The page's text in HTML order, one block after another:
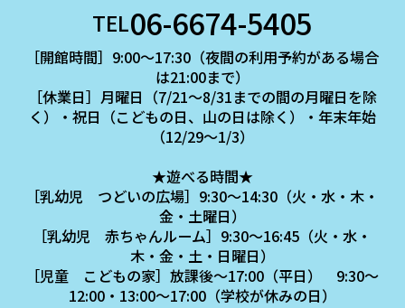
TEL06-6674-5405
［開館時間］9:00～17:30（夜間の利用予約がある場合
は21:00まで）
［休業日］月曜日（7/21～8/31までの間の月曜日を除
く）・祝日（こどもの日、山の日は除く）・年末年始
（12/29～1/3）
★遊べる時間★
［乳幼児 つどいの広場］9:30～14:30（火・水・木・
金・土曜日）
［乳幼児 赤ちゃんルーム］9:30～16:45（火・水・
木・金・土・日曜日）
［児童 こどもの家］放課後～17:00（平日） 9:30～
12:00・13:00～17:00（学校が休みの日）